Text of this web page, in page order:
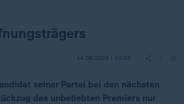
14.08.2024 | 10:05
seiner Partei bei den nächsten
des unbeliebten Premiers nur